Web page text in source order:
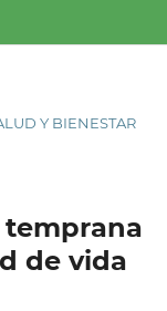
Y BIENESTAR
temprana
de vida